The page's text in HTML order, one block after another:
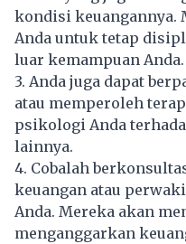
kondisi keuangannya.
Anda untuk tetap
luar kemampuan Anda.
3. Anda juga dapat
atau memperoleh
psikologi Anda
lainnya.
4. Cobalah
keuangan atau
Anda. Mereka akan
menganggarkan